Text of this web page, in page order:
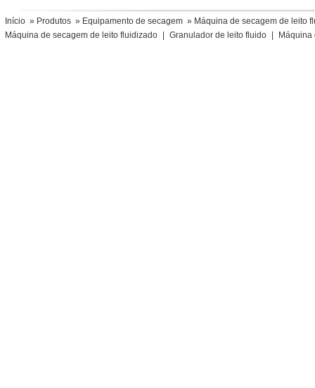
Início » Produtos » Equipamento de secagem » Máquina de secagem de leito
Máquina de secagem de leito fluidizado
Granulador de leito fluido Máquina